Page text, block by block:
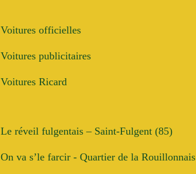
Voitures officielles
Voitures publicitaires
Voitures Ricard
Le réveil fulgentais – Saint-Fulgent (85)
On va s’le farcir - Quartier de la Rouillonnais